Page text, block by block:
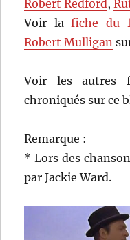
Robert Redford,
Voir lafiche du
Robert Mulligan
Voir les
chroniqués sur ce
Remarque :
* Lors des
par Jackie Ward.